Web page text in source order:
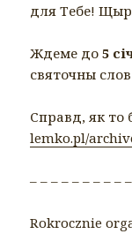
для Тебе!
Ждеме до5
святочны
Справд, як то
lemko.pl/
– – – – – – – – –
Rokrocznie